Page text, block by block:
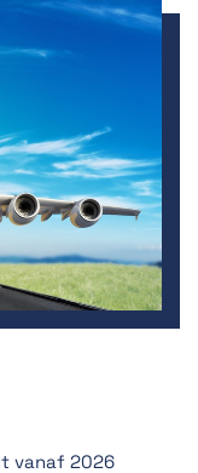
vanaf 2026